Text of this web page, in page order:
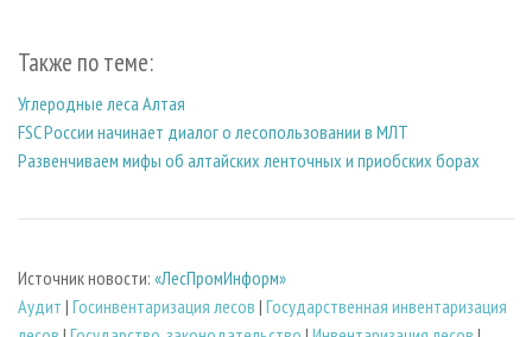
Также по теме:
Углеродные леса Алтая
FSC России начинает диалог о лесопользовании в МЛТ
Развенчиваем мифы об алтайских ленточных и приобских борах
Источник новости: «ЛесПромИнформ»
Аудит | Госинвентаризация лесов | Государственная инвентаризация